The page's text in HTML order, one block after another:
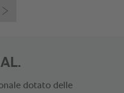
dotato delle